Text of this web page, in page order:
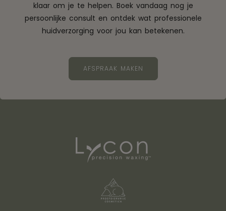
klaar om je te helpen. Boek vandaag nog je
persoonlijke consult en ontdek wat professionele
huidverzorging voor jou kan betekenen.
AFSPRAAK MAKEN